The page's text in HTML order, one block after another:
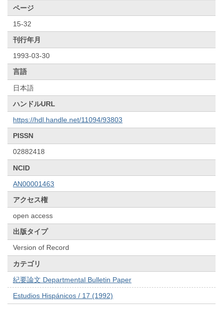
ページ
15-32
刊行年月
1993-03-30
言語
日本語
ハンドルURL
https://hdl.handle.net/11094/93803
PISSN
02882418
NCID
AN00001463
アクセス権
open access
出版タイプ
Version of Record
カテゴリ
紀要論文 Departmental Bulletin Paper
Estudios Hispánicos / 17 (1992)